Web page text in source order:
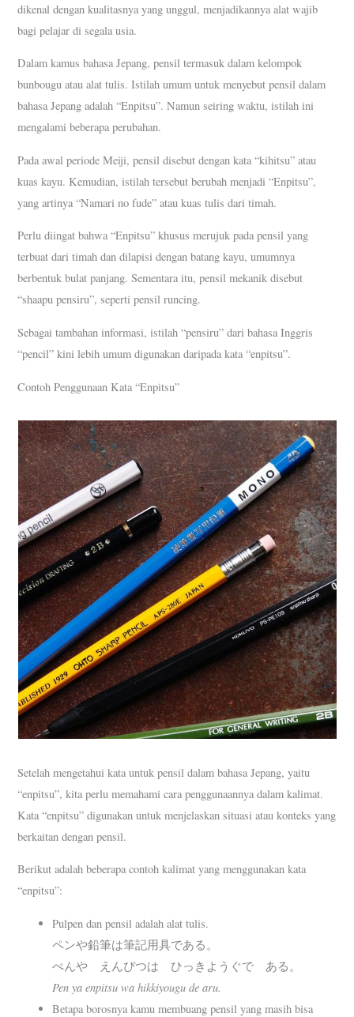
dikenal dengan kualitasnya yang unggul, menjadikannya alat wajib
bagi pelajar di segala usia.
Dalam kamus bahasa Jepang, pensil termasuk dalam kelompok
bunbougu atau alat tulis. Istilah umum untuk menyebut pensil dalam
bahasa Jepang adalah “Enpitsu”. Namun seiring waktu, istilah ini
mengalami beberapa perubahan.
Pada awal periode Meiji, pensil disebut dengan kata “kihitsu” atau
kuas kayu. Kemudian, istilah tersebut berubah menjadi “Enpitsu”,
yang artinya “Namari no fude” atau kuas tulis dari timah.
Perlu diingat bahwa “Enpitsu” khusus merujuk pada pensil yang
terbuat dari timah dan dilapisi dengan batang kayu, umumnya
berbentuk bulat panjang. Sementara itu, pensil mekanik disebut
“shaapu pensiru”, seperti pensil runcing.
Sebagai tambahan informasi, istilah “pensiru” dari bahasa Inggris
“pencil” kini lebih umum digunakan daripada kata “enpitsu”.
Contoh Penggunaan Kata “Enpitsu”
Setelah mengetahui kata untuk pensil dalam bahasa Jepang, yaitu
“enpitsu”, kita perlu memahami cara penggunaannya dalam kalimat.
Kata “enpitsu” digunakan untuk menjelaskan situasi atau konteks yang
berkaitan dengan pensil.
Berikut adalah beberapa contoh kalimat yang menggunakan kata
“enpitsu”:
Pulpen dan pensil adalah alat tulis.
ペンや鉛筆は筆記用具である。
ぺんや えんぴつは ひっきようぐで ある。
Pen ya enpitsu wa hikkiyougu de aru.
Betapa borosnya kamu membuang pensil yang masih bisa